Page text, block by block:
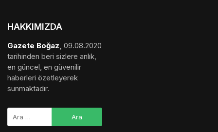
HAKKIMIZDA
Gazete Boğaz, 09.08.2020
tarihinden beri sizlere anlık,
en güncel, en güvenilir
haberleri özetleyerek
sunmaktadır.